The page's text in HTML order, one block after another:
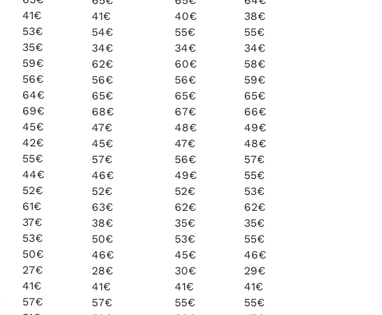
41€
53€
35€
59€
56€
64€
69€
45€
42€
55€
44€
52€
61€
37€
53€
50€
27€
41€
57€
41€
54€
34€
62€
56€
65€
68€
47€
45€
57€
46€
52€
63€
38€
50€
46€
28€
41€
57€
38€
55€
34€
58€
59€
65€
66€
49€
48€
57€
55€
53€
62€
35€
55€
46€
29€
41€
55€
40€
55€
34€
60€
56€
65€
67€
48€
47€
56€
49€
52€
62€
35€
53€
45€
30€
41€
55€